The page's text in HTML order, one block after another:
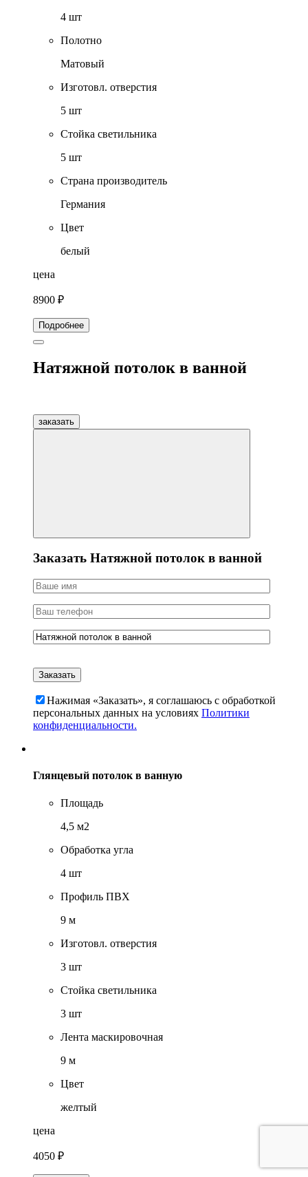
4 шт
Полотно
Матовый
Изготовл. отверстия
5 шт
Стойка светильника
5 шт
Страна производитель
Германия
Цвет
белый
цена
8900 ₽
Подробнее
Натяжной потолок в ванной
заказать
Заказать Натяжной потолок в ванной
Нажимая «Заказать», я соглашаюсь c обработкой
персональных данных на условиях Политики
конфиденциальности.
Глянцевый потолок в ванную
Площадь
4,5 м2
Обработка угла
4 шт
Профиль ПВХ
9 м
Изготовл. отверстия
3 шт
Стойка светильника
3 шт
Лента маскировочная
9 м
Цвет
желтый
цена
4050 ₽